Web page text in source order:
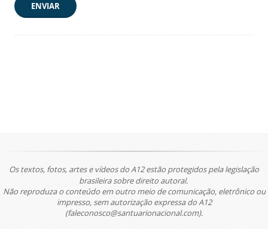
ENVIAR
Os textos, fotos, artes e vídeos do A12 estão protegidos pela legislação
brasileira sobre direito autoral.
Não reproduza o conteúdo em outro meio de comunicação, eletrônico ou
impresso, sem autorização expressa do A12
(faleconosco@santuarionacional.com).